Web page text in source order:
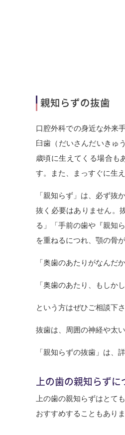
親知らずの抜歯
口腔外科での身近な外来
臼歯（だいさんだいきゅ
歳頃に生えてくる場合も
す。また、まっすぐに生
「親知らず」は、必ず抜
抜く必要はありません。
る」「手前の歯や『親知
を重ねるにつれ、顎の骨
「奥歯のあたりがなんだ
「奥歯のあたり、もしか
という方はぜひご相談下
抜歯は、周囲の神経や太
「親知らずの抜歯」は、
上の歯の親知らずに
上の歯の親知らずはとて
おすすめすることもありま